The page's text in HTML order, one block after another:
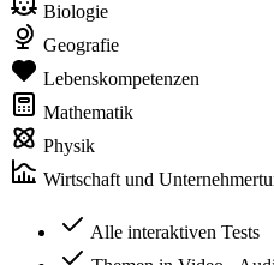
Biologie
Geografie
Lebenskompetenzen
Mathematik
Physik
Wirtschaft und
Alle interaktiven Tests